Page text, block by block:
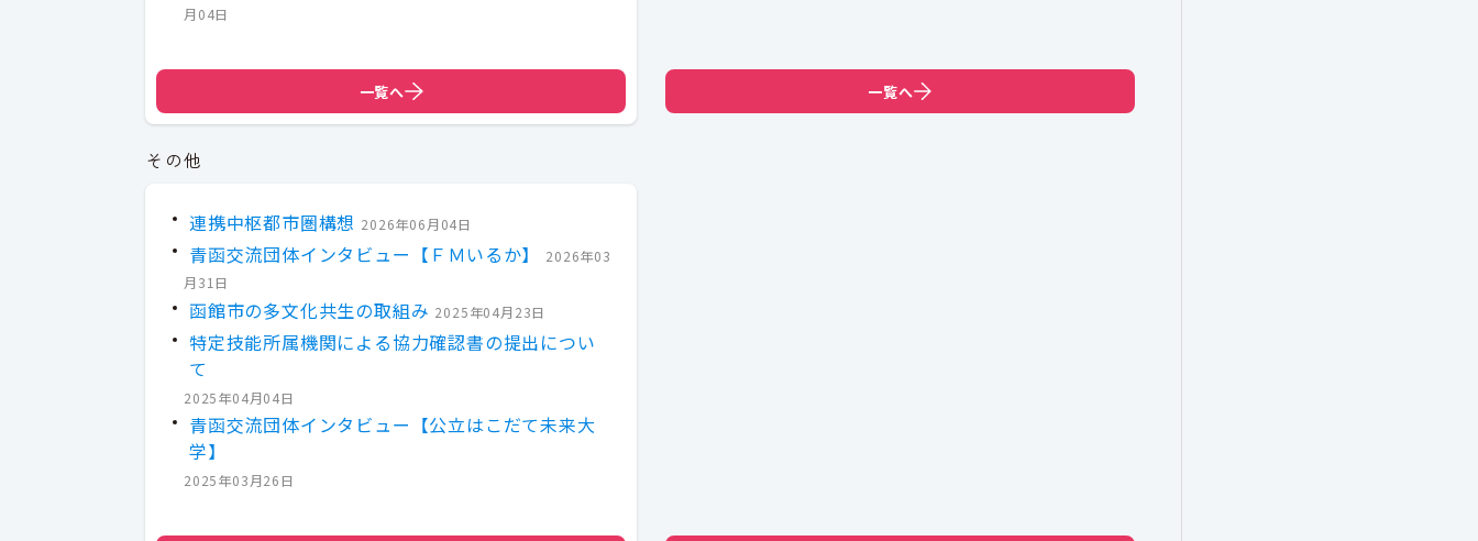
月04日
一覧へ 一覧へ
その他
連携中枢都市圏構想 2026年06月04日
青函交流団体インタビュー【ＦＭいるか】
2026年03
月31日
函館市の多文化共生の取組み 2025年04月23日
特定技能所属機関による協力確認書の提出につい
て
2025年04月04日
青函交流団体インタビュー【公立はこだて未来大
学】
2025年03月26日